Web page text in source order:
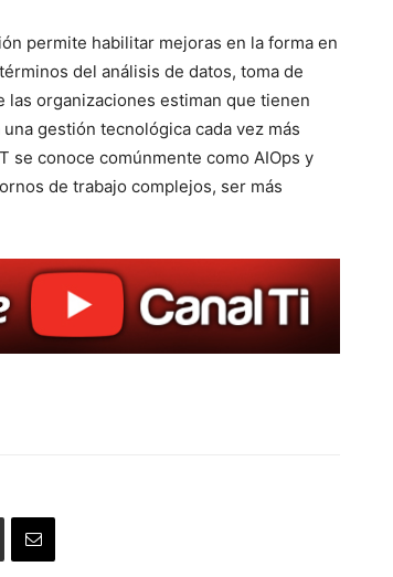
permite habilitar mejoras en la forma en
del análisis de datos, toma de
las organizaciones estiman que tienen
gestión tecnológica cada vez más
se conoce comúnmente como AIOps y
de trabajo complejos, ser más